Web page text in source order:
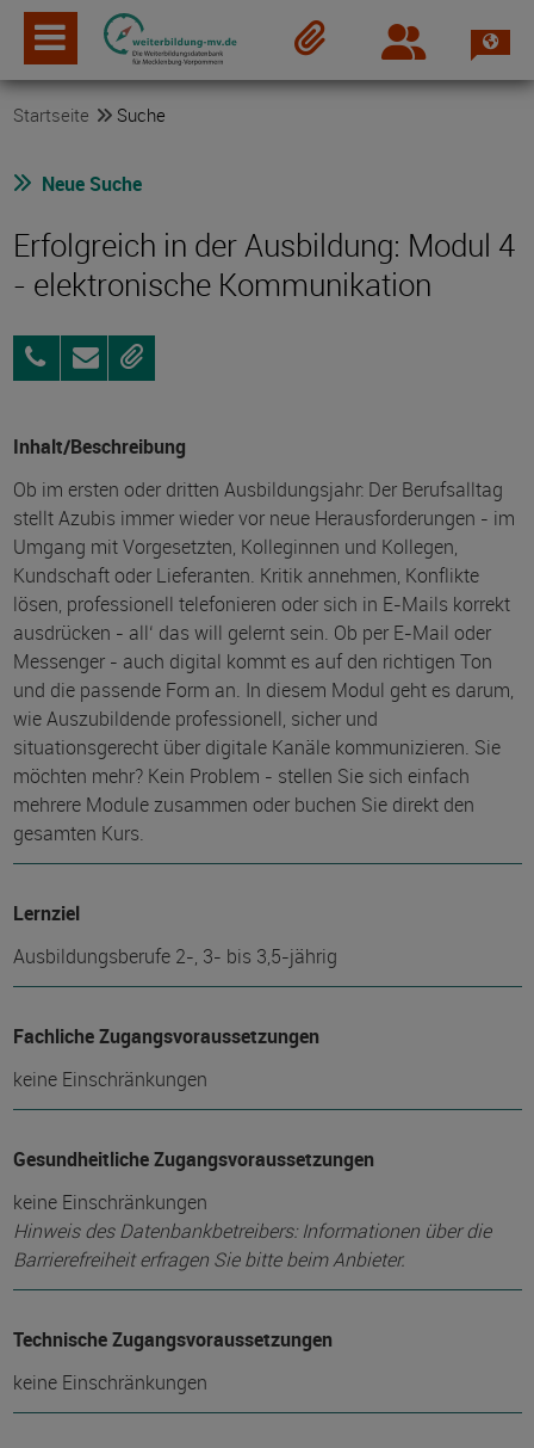
Login
Startseite Suche
Neue Suche
Erfolgreich in der Ausbildung: Modul 4
- elektronische Kommunikation
0381
8017-
AnfragenMerken
Inhalt/Beschreibung
Ob im ersten oder dritten Ausbildungsjahr: Der Berufsalltag
stellt Azubis immer wieder vor neue Herausforderungen - im
Umgang mit Vorgesetzten, Kolleginnen und Kollegen,
Kundschaft oder Lieferanten. Kritik annehmen, Konflikte
lösen, professionell telefonieren oder sich in E-Mails korrekt
ausdrücken - all‘ das will gelernt sein. Ob per E-Mail oder
Messenger - auch digital kommt es auf den richtigen Ton
und die passende Form an. In diesem Modul geht es darum,
wie Auszubildende professionell, sicher und
situationsgerecht über digitale Kanäle kommunizieren. Sie
möchten mehr? Kein Problem - stellen Sie sich einfach
mehrere Module zusammen oder buchen Sie direkt den
gesamten Kurs.
Lernziel
Ausbildungsberufe 2-, 3- bis 3,5-jährig
Fachliche Zugangsvoraussetzungen
keine Einschränkungen
Gesundheitliche Zugangsvoraussetzungen
keine Einschränkungen
Hinweis des Datenbankbetreibers: Informationen über die
Barrierefreiheit erfragen Sie bitte beim Anbieter.
Technische Zugangsvoraussetzungen
keine Einschränkungen